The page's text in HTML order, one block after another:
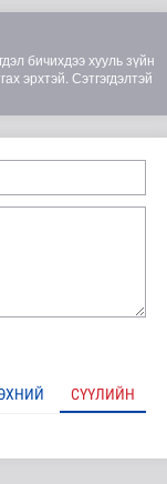
бичихдээ хууль зүйн
эрхтэй. Сэтгэгдэлтэй
СҮҮЛИЙН